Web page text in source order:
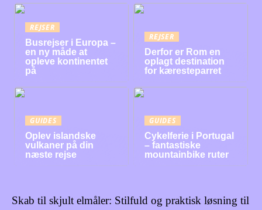
REJSER
Busrejser i Europa –
en ny måde at
opleve kontinentet
på
REJSER
Derfor er Rom en
oplagt destination
for kæresteparret
GUIDES
Oplev islandske
vulkaner på din
næste rejse
GUIDES
Cykelferie i Portugal
– fantastiske
mountainbike ruter
Skab til skjult elmåler: Stilfuld og praktisk løsning til